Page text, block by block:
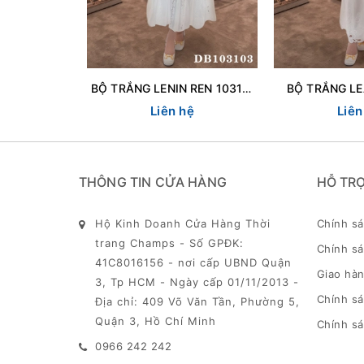
BỘ TRẮNG LENIN REN 103103
Liên hệ
BỘ TRẮNG
THÔNG TIN CỬA HÀNG
Hộ Kinh Doanh Cửa Hàng Thời
trang Champs - Số GPĐK:
41C8016156 - nơi cấp UBND Quận
3, Tp HCM - Ngày cấp 01/11/2013 -
Địa chỉ: 409 Võ Văn Tần, Phường 5,
Quận 3, Hồ Chí Minh
0966 242 242
HỖ
Chính
Chính
Giao
Chính
Chính